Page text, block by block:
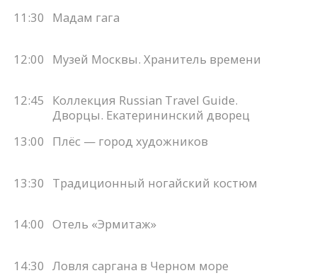
11:30
Мадам гага
12:00 Музей Москвы. Хранитель времени
12:45
Коллекция Russian Travel Guide.
Дворцы. Екатерининский дворец
13:00
Плёс — город художников
13:30 Традиционный ногайский костюм
14:00 Отель «Эрмитаж»
14:30 Ловля саргана в Черном море